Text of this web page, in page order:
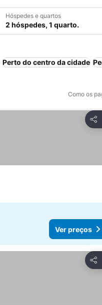
Hóspedes e quartos
2 hóspedes, 1 quarto.
Perto do centro da cidade
Como os
Ver preços